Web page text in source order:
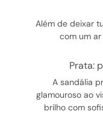
Além de deixar
com um
prata:
A sandália
glamouroso ao
brilho com